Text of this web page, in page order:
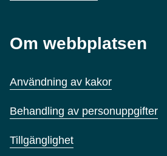
Om webbplatsen
Användning av kakor
Behandling av personuppgifter
Tillgänglighet